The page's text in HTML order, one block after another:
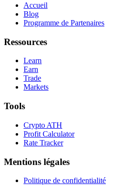
Accueil
Blog
Programme de Partenaires
Ressources
Learn
Earn
Trade
Markets
Tools
Crypto ATH
Profit Calculator
Rate Tracker
Mentions légales
Politique de confidentialité